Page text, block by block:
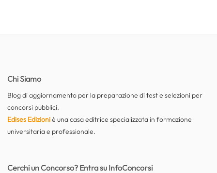
Chi Siamo
Blog di aggiornamento per la preparazione di test e selezioni per
concorsi pubblici.
Edises Edizioniè una casa editrice specializzata in formazione
universitaria e professionale.
Cerchi un Concorso? Entra su InfoConcorsi